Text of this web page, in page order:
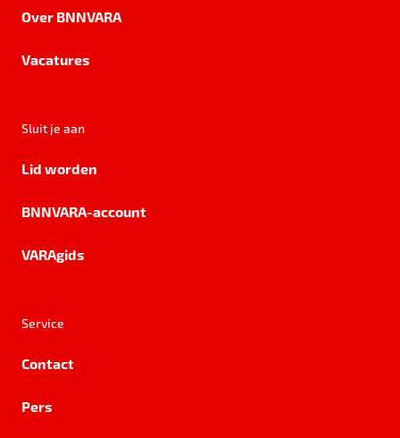
Over BNNVARA
Vacatures
Sluit je aan
Lid worden
BNNVARA-account
VARAgids
Service
Contact
Pers